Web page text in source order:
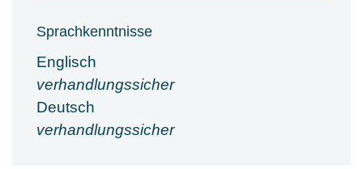
Sprachkenntnisse
Englisch
verhandlungssicher
Deutsch
verhandlungssicher